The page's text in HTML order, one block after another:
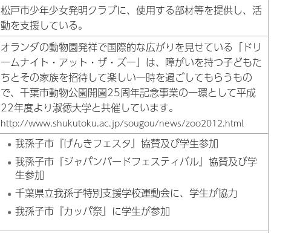
松戸市少年少女発明クラブに、使用する部材等を提供し、活
動を支援している。
オランダの動物園発祥で国際的な広がりを見せている「ドリ
ームナイト・アット・ザ・ズー」は、障がいを持つ子どもた
ちとその家族を招待して楽しい一時を過ごしてもらうもの
で、千葉市動物公園開園25周年記念事業の一環として平成
22年度より淑徳大学と共催しています。
http://www.shukutoku.ac.jp/sougou/news/zoo2012.html
我孫子市『げんきフェスタ』協賛及び学生参加
我孫子市『ジャパンバードフェスティバル』協賛及び学
生参加
千葉県立我孫子特別支援学校運動会に、学生が協力
我孫子市『カッパ祭』に学生が参加